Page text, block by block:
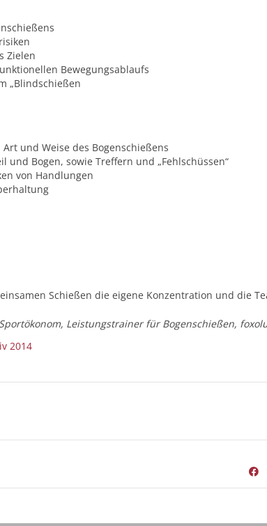
Zielen
Bewegungsablaufs
„Blindschießen
und Weise des Bogenschießens
und Bogen, sowie Treffern und „Fehlschüssen“
von Handlungen
Schießen die eigene Konzentration und die
Leistungstrainer für Bogenschießen,
2014